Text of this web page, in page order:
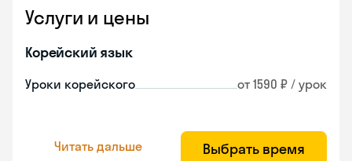
Услуги и цены
Корейский язык
Уроки корейского от 1590 ₽ / урок
Читать дальше Выбрать время